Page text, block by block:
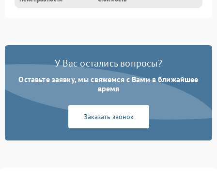
У Вас остались вопросы?
Оставьте заявку, мы свяжемся с Вами в ближайшее
время
Заказать звонок